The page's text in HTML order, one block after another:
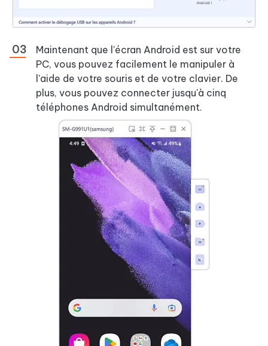
Maintenant que l'écran Android est sur votre
PC, vous pouvez facilement le manipuler à
l'aide de votre souris et de votre clavier. De
plus, vous pouvez connecter jusqu'à cinq
téléphones Android simultanément.